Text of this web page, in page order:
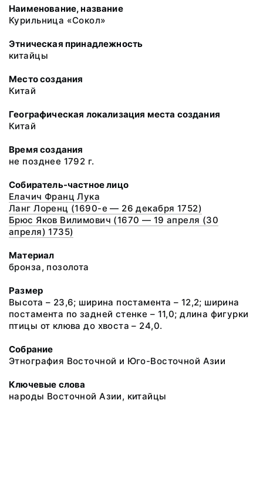
Наименование, название
Курильница «Сокол»
Этническая принадлежность
китайцы
Место создания
Китай
Географическая локализация места создания
Китай
Время создания
не позднее 1792 г.
Собиратель-частное лицо
Елачич Франц Лука
Ланг Лоренц (1690-е — 26 декабря 1752)
Брюс Яков Вилимович (1670 — 19 апреля (30
апреля) 1735)
Материал
бронза, позолота
Размер
Высота – 23,6; ширина постамента – 12,2; ширина
постамента по задней стенке – 11,0; длина фигурки
птицы от клюва до хвоста – 24,0.
Собрание
Этнография Восточной и Юго-Восточной Азии
Ключевые слова
народы Восточной Азии, китайцы